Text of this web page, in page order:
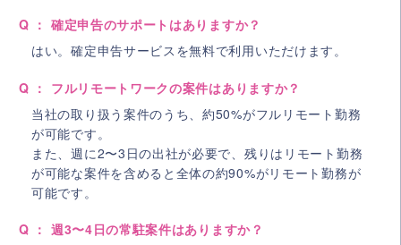
Q ： 確定申告のサポートはありますか？
はい。確定申告サービスを無料で利用いただけます。
Q ： フルリモートワークの案件はありますか？
当社の取り扱う案件のうち、約50%がフルリモート勤務
が可能です。
また、週に2〜3日の出社が必要で、残りはリモート勤務
が可能な案件を含めると全体の約90%がリモート勤務が
可能です。
Q ： 週3〜4日の常駐案件はありますか？